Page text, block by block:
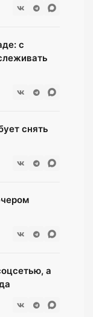
с
снять
а